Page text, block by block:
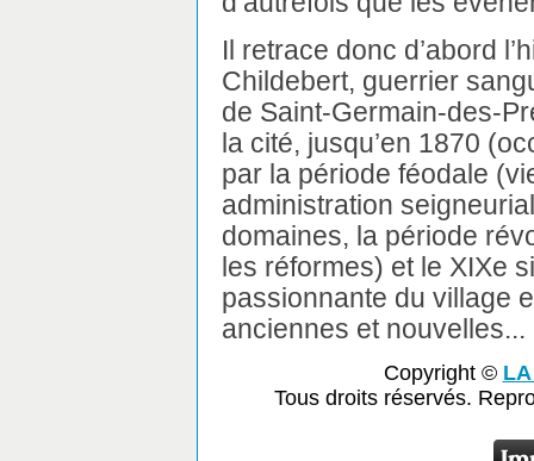
Il retrace donc d’abord
Childebert, guerrier
de Saint-Germain-des-
la cité, jusqu’en 1870
par la période féodale
administration
domaines, la période
les réformes) et le XIXe
passionnante du village
anciennes et nouvelles...
Copyright ©
Tous droits réservés.